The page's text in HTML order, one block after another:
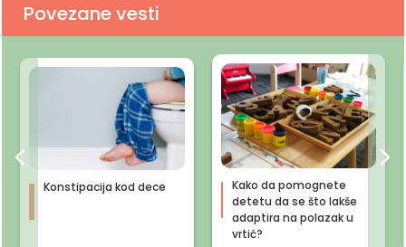
Povezane vesti
Konstipacija kod dece
Kako da pomognete
detetu da se što lakše
adaptira na polazak u
vrtić?